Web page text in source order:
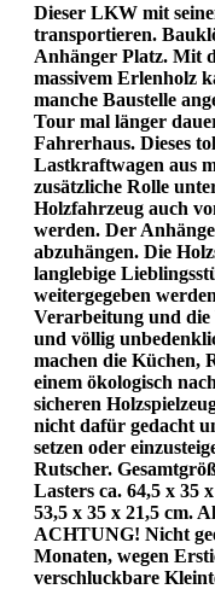
Dieser LKW mit
transportieren.
Anhänger Platz. Mit
massivem Erlenholz
manche Baustelle
Tour mal länger
Fahrerhaus. Dieses
Lastkraftwagen aus
zusätzliche Rolle
Holzfahrzeug auch
werden. Der
abzuhängen. Die
langlebige
weitergegeben
Verarbeitung und die
und völlig
machen die Küchen,
einem ökologisch
sicheren
nicht dafür gedacht
setzen oder
Rutscher.
Lasters ca. 64,5 x 35
53,5 x 35 x 21,5 cm.
ACHTUNG! Nicht
Monaten, wegen
verschluckbare